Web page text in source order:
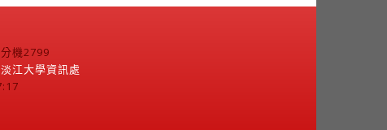
機2799
淡江大學資訊處